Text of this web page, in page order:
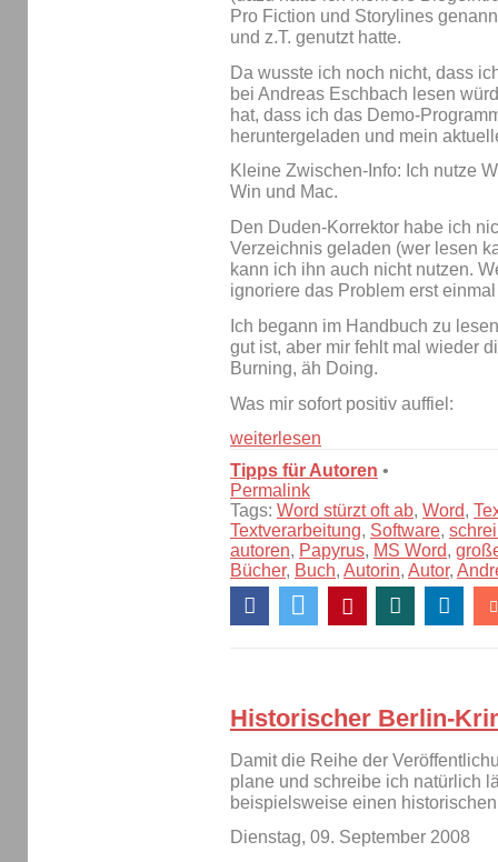
Pro Fiction und Storylines
und z.T. genutzt hatte.
Da wusste ich noch nicht, dass
bei Andreas Eschbach lesen
hat, dass ich das Demo-
heruntergeladen und mein
Kleine Zwischen-Info: Ich nutze
Win und Mac.
Den Duden-Korrektor habe ich
Verzeichnis geladen (wer lesen
kann ich ihn auch nicht nutzen.
ignoriere das Problem erst
Ich begann im Handbuch zu
gut ist, aber mir fehlt mal wieder
Burning, äh Doing.
Was mir sofort positiv auffiel:
weiterlesen
Tipps für Autoren •
Permalink
Tags: Word stürzt oft ab, Word,
Textverarbeitung, Software,
autoren, Papyrus, MS Word,
Bücher, Buch, Autorin, Autor,
Historischer Berlin-
Damit die Reihe der
plane und schreibe ich natürlich
beispielsweise einen
Dienstag, 09. September 2008